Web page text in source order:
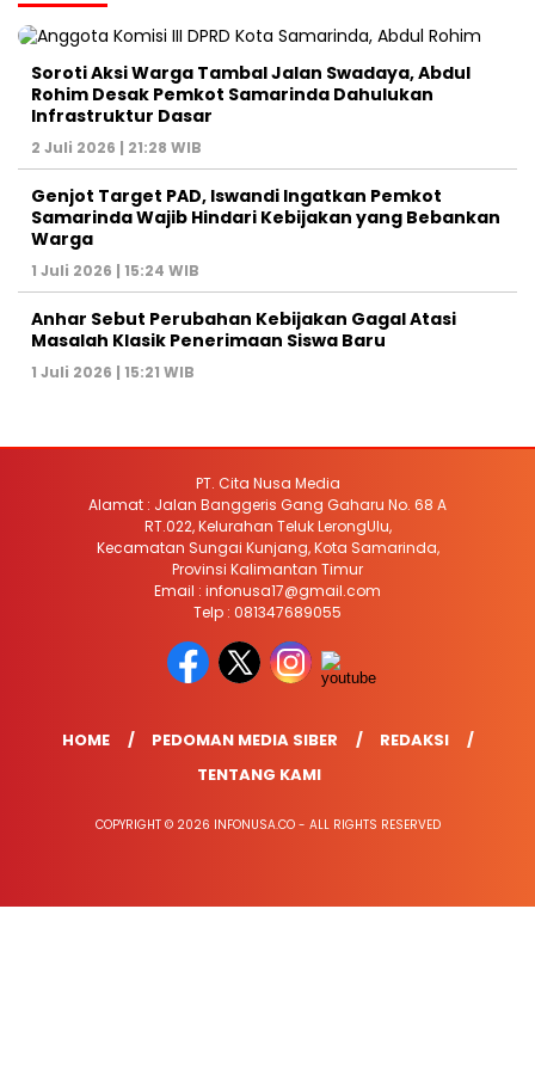
Soroti Aksi Warga Tambal Jalan Swadaya, Abdul
Rohim Desak Pemkot Samarinda Dahulukan
Infrastruktur Dasar
2 Juli 2026 | 21:28 WIB
Genjot Target PAD, Iswandi Ingatkan Pemkot
Samarinda Wajib Hindari Kebijakan yang Bebankan
Warga
1 Juli 2026 | 15:24 WIB
Anhar Sebut Perubahan Kebijakan Gagal Atasi
Masalah Klasik Penerimaan Siswa Baru
1 Juli 2026 | 15:21 WIB
PT. Cita Nusa Media
Alamat : Jalan Banggeris Gang Gaharu No. 68 A
RT.022, Kelurahan Teluk LerongUlu,
Kecamatan Sungai Kunjang, Kota Samarinda,
Provinsi Kalimantan Timur
Email : infonusa17@gmail.com
Telp : 081347689055
HOME PEDOMAN MEDIA SIBER
REDAKSI
TENTANG KAMI
COPYRIGHT © 2026 INFONUSA.CO - ALL RIGHTS RESERVED